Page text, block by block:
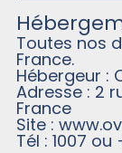
Toutes nos
France.
Hébergeur :
Adresse : 2
France
Site :
Tél : 1007 ou